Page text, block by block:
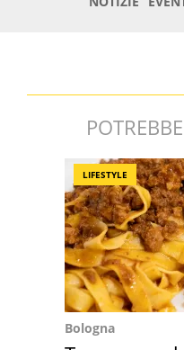
LIFESTYLE
Bologna